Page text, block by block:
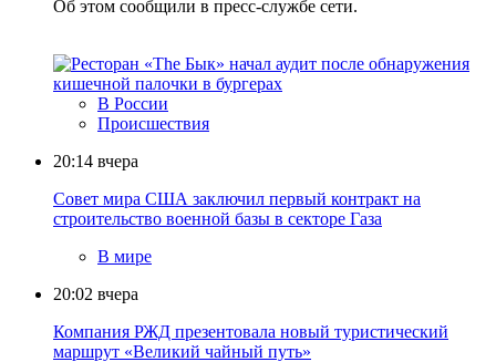
Об этом сообщили в пресс-службе сети.
В России
Происшествия
20:14 вчера
Совет мира США заключил первый контракт на
строительство военной базы в секторе Газа
В мире
20:02 вчера
Компания РЖД презентовала новый туристический
маршрут «Великий чайный путь»